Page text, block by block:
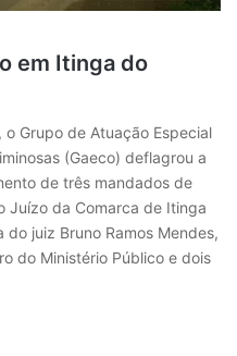
em Itinga do
Grupo de Atuação Especial
(Gaeco) deflagrou a
de três mandados de
Juízo da Comarca de Itinga
juiz Bruno Ramos Mendes,
do Ministério Público e dois